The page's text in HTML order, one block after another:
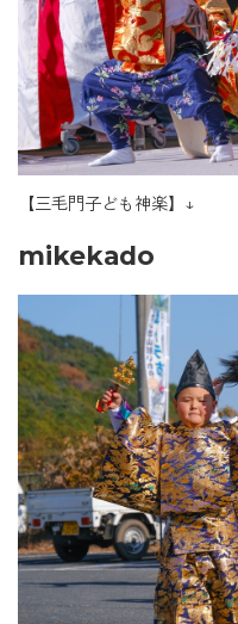
【三毛門子ども神楽】↓
mikekado